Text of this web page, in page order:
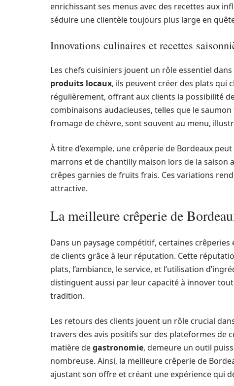
enrichissant ses menus avec des recettes aux
séduire une clientèle toujours plus large en
Innovations culinaires et recettes
Les chefs cuisiniers jouent un rôle essentiel
produits locaux, ils peuvent créer des plats qui
régulièrement, offrant aux clients la possibilité
combinaisons audacieuses, telles que le
fromage de chèvre, sont souvent au menu,
À titre d’exemple, une crêperie de Bordeaux
marrons et de chantilly maison lors de la saison
crêpes garnies de fruits frais. Ces variations
attractive.
La meilleure crêperie de
Dans un paysage compétitif, certaines
de clients grâce à leur réputation. Cette
plats, l’ambiance, le service, et l’utilisation
distinguent aussi par leur capacité à innover
tradition.
Les retours des clients jouent un rôle crucial
travers des avis positifs sur des plateformes de
matière degastronomie, demeure un outil
nombreuse. Ainsi, la meilleure crêperie de
ajustant son offre et créant une expérience qui